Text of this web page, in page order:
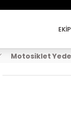
Motosiklet